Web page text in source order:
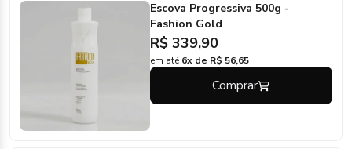
Escova Progressiva 500g -
Fashion Gold
R$ 339,90
em até 6x de R$ 56,65
Comprar